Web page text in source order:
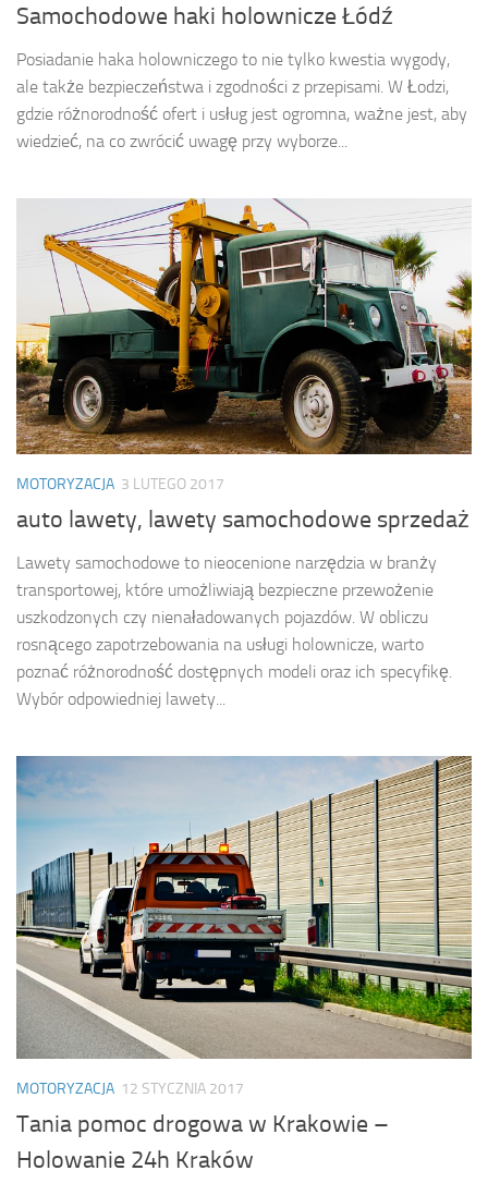
Samochodowe haki holownicze Łódź
Posiadanie haka holowniczego to nie tylko kwestia wygody,
ale także bezpieczeństwa i zgodności z przepisami. W Łodzi,
gdzie różnorodność ofert i usług jest ogromna, ważne jest, aby
wiedzieć, na co zwrócić uwagę przy wyborze...
MOTORYZACJA 3 LUTEGO 2017
auto lawety, lawety samochodowe sprzedaż
Lawety samochodowe to nieocenione narzędzia w branży
transportowej, które umożliwiają bezpieczne przewożenie
uszkodzonych czy nienaładowanych pojazdów. W obliczu
rosnącego zapotrzebowania na usługi holownicze, warto
poznać różnorodność dostępnych modeli oraz ich specyfikę.
Wybór odpowiedniej lawety...
MOTORYZACJA 12 STYCZNIA 2017
Tania pomoc drogowa w Krakowie –
Holowanie 24h Kraków